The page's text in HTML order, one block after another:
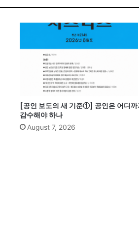
[공인 보도의 새 기준①] 공인은 어디까
감수해야 하나
August 7, 2026